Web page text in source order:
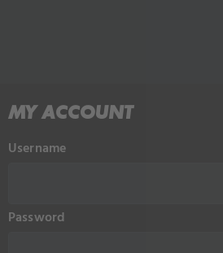
MY ACCOUNT
Username
Password